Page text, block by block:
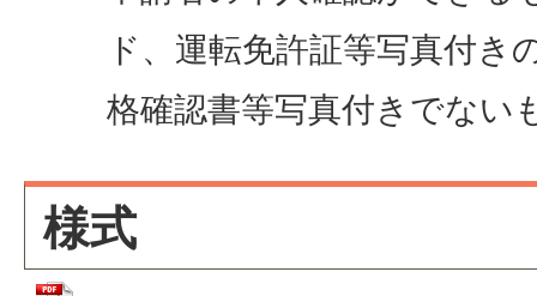
ド、運転免許証等写真付き
格確認書等写真付きでない
様式